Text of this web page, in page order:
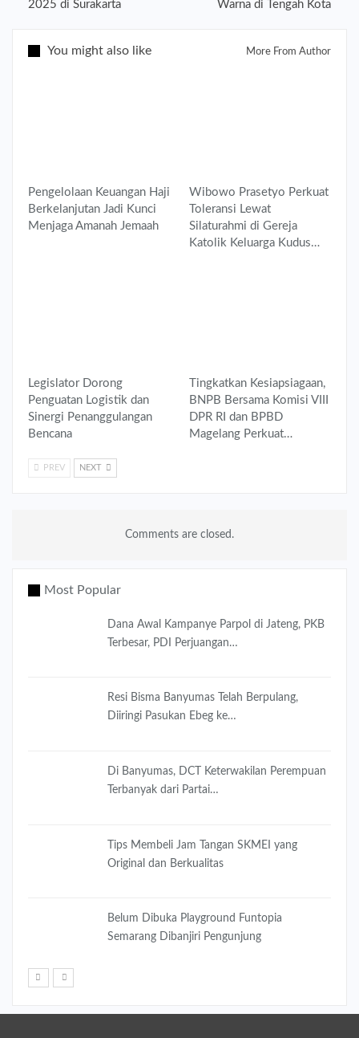
2025 di Surakarta Warna di Tengah Kota
You might also like More From Author
Pengelolaan Keuangan Haji
Berkelanjutan Jadi Kunci
Menjaga Amanah Jemaah
Wibowo Prasetyo Perkuat
Toleransi Lewat
Silaturahmi di Gereja
Katolik Keluarga Kudus…
Legislator Dorong
Penguatan Logistik dan
Sinergi Penanggulangan
Bencana
Tingkatkan Kesiapsiagaan,
BNPB Bersama Komisi VIII
DPR RI dan BPBD
Magelang Perkuat…
PREV NEXT
Comments are closed.
Most Popular
Dana Awal Kampanye Parpol di Jateng, PKB
Terbesar, PDI Perjuangan…
Resi Bisma Banyumas Telah Berpulang,
Diiringi Pasukan Ebeg ke…
Di Banyumas, DCT Keterwakilan Perempuan
Terbanyak dari Partai…
Tips Membeli Jam Tangan SKMEI yang
Original dan Berkualitas
Belum Dibuka Playground Funtopia
Semarang Dibanjiri Pengunjung